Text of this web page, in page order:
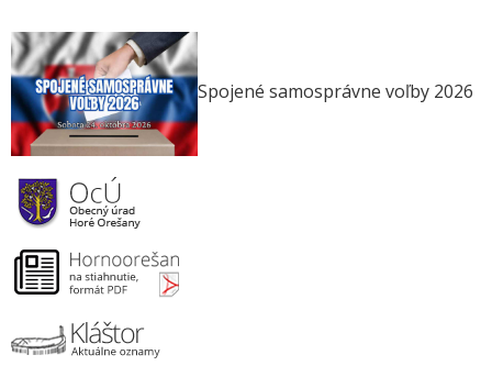
Spojené samosprávne voľby 2026